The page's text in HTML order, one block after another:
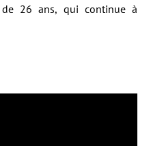
26 ans, qui continue à